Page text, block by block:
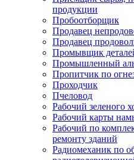
продукции
Пробоотборщик
Продавец
Продавец
Промывщик
Промышленный
Пропитчик по
Проходчик
Пчеловод
Рабочий зеленого
Рабочий карты
Рабочий по
ремонту зданий
Радиомеханик по